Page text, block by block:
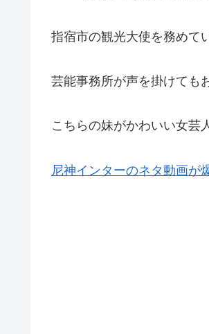
指宿市の観光大使を務めて
芸能事務所が声を掛けても
こちらの妹がかわいい女芸
尼神インターのネタ動画が